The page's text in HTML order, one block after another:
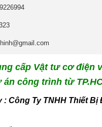
cấp Vật tư cơ điện
án công trình từ
: Công Ty TNHH Thiết Bị